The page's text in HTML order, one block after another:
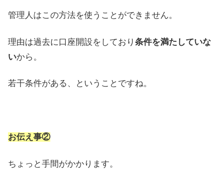
管理人はこの方法を使うことができません。
理由は過去に口座開設をしており 条件を満たしていな
いから。
若干条件がある、ということですね。
お伝え事②
ちょっと手間がかかります。